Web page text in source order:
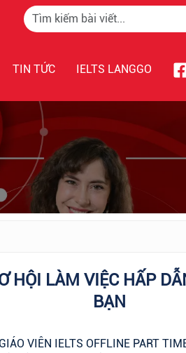
TIN TỨC IELTS LANGGO
HỘI LÀM VIỆC HẤP
BẠN
GIÁO VIÊN IELTS OFFLINE PART